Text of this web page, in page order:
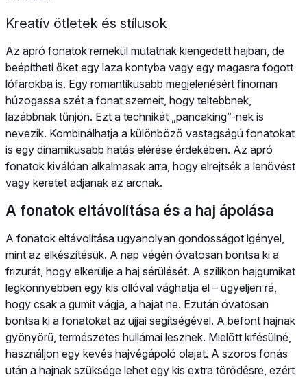
Kreatív ötletek és stílusok
Az apró fonatok remekül mutatnak kiengedett hajban, de
beépítheti őket egy laza kontyba vagy egy magasra fogott
lófarokba is. Egy romantikusabb megjelenésért finoman
húzogassa szét a fonat szemeit, hogy teltebbnek,
lazábbnak tűnjön. Ezt a technikát „pancaking”-nek is
nevezik. Kombinálhatja a különböző vastagságú fonatokat
is egy dinamikusabb hatás elérése érdekében. Az apró
fonatok kiválóan alkalmasak arra, hogy elrejtsék a lenövést
vagy keretet adjanak az arcnak.
A fonatok eltávolítása és a haj ápolása
A fonatok eltávolítása ugyanolyan gondosságot igényel,
mint az elkészítésük. A nap végén óvatosan bontsa ki a
frizurát, hogy elkerülje a haj sérülését. A szilikon hajgumikat
legkönnyebben egy kis ollóval vághatja el – ügyeljen rá,
hogy csak a gumit vágja, a hajat ne. Ezután óvatosan
bontsa ki a fonatokat az ujjai segítségével. A befont hajnak
gyönyörű, természetes hullámai lesznek. Mielőtt kifésülné,
használjon egy kevés hajvégápoló olajat. A szoros fonás
után a hajnak szüksége lehet egy kis extra törődésre, ezért